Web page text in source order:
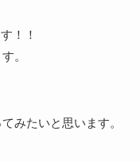
！！
。
みたいと思います。